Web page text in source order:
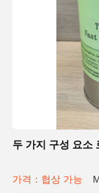
두 가지 구성 요소
가격：협상 가능